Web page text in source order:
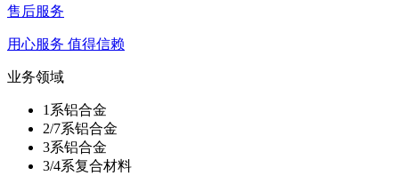
售后服务
用心服务 值得信赖
业务领域
1系铝合金
2/7系铝合金
3系铝合金
3/4系复合材料